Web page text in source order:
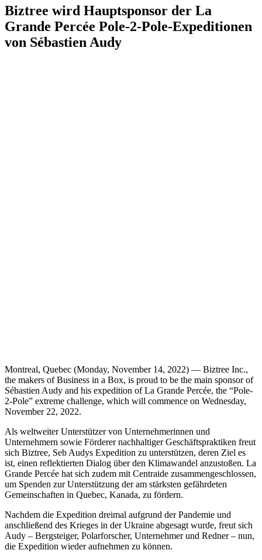
Biztree wird Hauptsponsor der La
Grande Percée Pole-2-Pole-Expeditionen
von Sébastien Audy
Montreal, Quebec (Monday, November 14, 2022) — Biztree Inc.,
the makers of Business in a Box, is proud to be the main sponsor of
Sébastien Audy and his expedition of La Grande Percée, the “Pole-
2-Pole” extreme challenge, which will commence on Wednesday,
November 22, 2022.
Als weltweiter Unterstützer von Unternehmerinnen und
Unternehmern sowie Förderer nachhaltiger Geschäftspraktiken freut
sich Biztree, Seb Audys Expedition zu unterstützen, deren Ziel es
ist, einen reflektierten Dialog über den Klimawandel anzustoßen. La
Grande Percée hat sich zudem mit Centraide zusammengeschlossen,
um Spenden zur Unterstützung der am stärksten gefährdeten
Gemeinschaften in Quebec, Kanada, zu fördern.
Nachdem die Expedition dreimal aufgrund der Pandemie und
anschließend des Krieges in der Ukraine abgesagt wurde, freut sich
Audy – Bergsteiger, Polarforscher, Unternehmer und Redner – nun,
die Expedition wieder aufnehmen zu können.